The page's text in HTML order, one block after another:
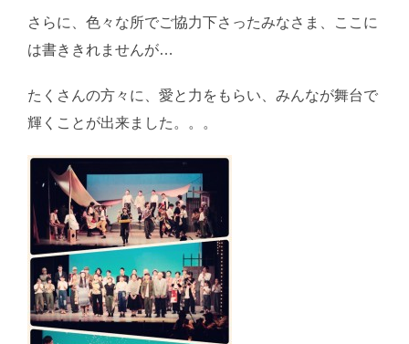
さらに、色々な所でご協力下さったみなさま、ここに
は書ききれませんが…
たくさんの方々に、愛と力をもらい、みんなが舞台で
輝くことが出来ました。。。